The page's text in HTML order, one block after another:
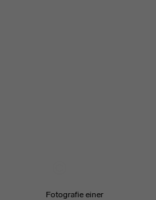
Fotografie einer